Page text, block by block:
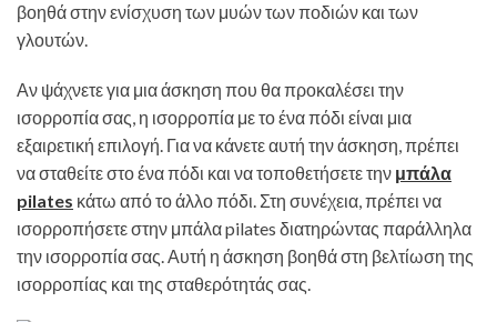
βοηθά στην ενίσχυση των μυών των ποδιών και των
γλουτών.
Αν ψάχνετε για μια άσκηση που θα προκαλέσει την
ισορροπία σας, η ισορροπία με το ένα πόδι είναι μια
εξαιρετική επιλογή. Για να κάνετε αυτή την άσκηση, πρέπει
να σταθείτε στο ένα πόδι και να τοποθετήσετε την μπάλα
pilates κάτω από το άλλο πόδι. Στη συνέχεια, πρέπει να
ισορροπήσετε στην μπάλα pilates διατηρώντας παράλληλα
την ισορροπία σας. Αυτή η άσκηση βοηθά στη βελτίωση της
ισορροπίας και της σταθερότητάς σας.